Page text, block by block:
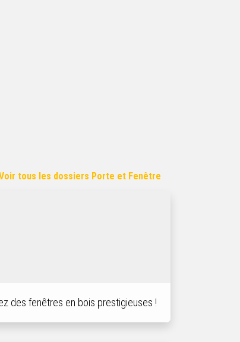
tous les dossiers Porte et Fenêtre
des fenêtres en bois prestigieuses !